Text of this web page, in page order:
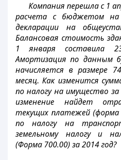
Компания перешла с 1
расчета с бюджетом на
декларации на
Балансовая стоимость
1 января составила
Амортизация по данным
начисляется в размере
месяц. Как изменится
по налогу на имущество
изменение найдет
текущих платежей (форма
по налогу на
земельному налогу и
(Форма 700.00) за 2014 год?